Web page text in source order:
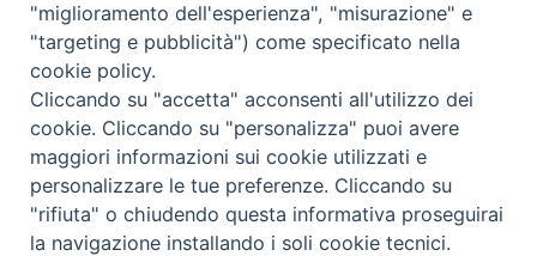
via Amedeo Rossi, 28 - 12100 Cuneo
segreteriagenerale@diocesicuneofossano.it
c.f. 96017380047
"miglioramento dell'esperienza", "misurazione" e
"targeting e pubblicità") come specificato nella
cookie policy.
Cliccando su "accetta" acconsenti all'utilizzo dei
cookie. Cliccando su "personalizza" puoi avere
maggiori informazioni sui cookie utilizzati e
personalizzare le tue preferenze. Cliccando su
"rifiuta" o chiudendo questa informativa proseguirai
la navigazione installando i soli cookie tecnici.